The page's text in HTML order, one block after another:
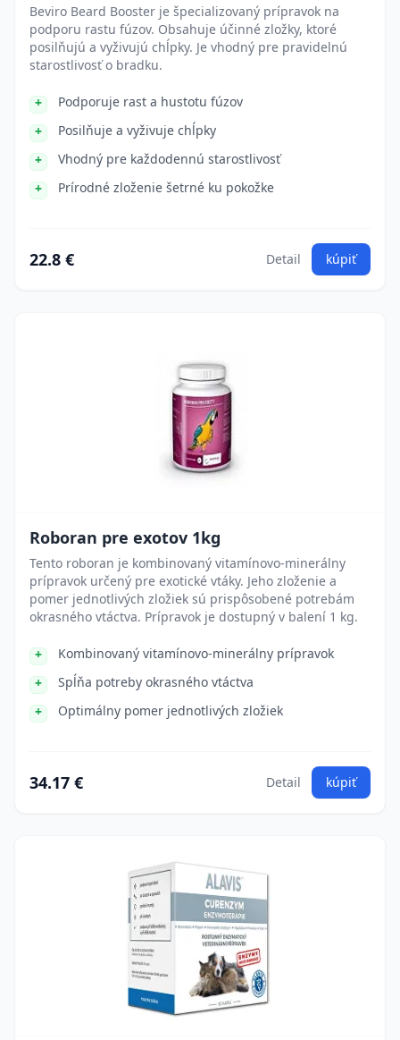
Beviro Beard Booster je špecializovaný prípravok na
podporu rastu fúzov. Obsahuje účinné zložky, ktoré
posilňujú a vyživujú chĺpky. Je vhodný pre pravidelnú
starostlivosť o bradku.
Podporuje rast a hustotu fúzov
Posilňuje a vyživuje chĺpky
Vhodný pre každodennú starostlivosť
Prírodné zloženie šetrné ku pokožke
22.8 € Detail kúpiť
Roboran pre exotov 1kg
Tento roboran je kombinovaný vitamínovo-minerálny
prípravok určený pre exotické vtáky. Jeho zloženie a
pomer jednotlivých zložiek sú prispôsobené potrebám
okrasného vtáctva. Prípravok je dostupný v balení 1 kg.
Kombinovaný vitamínovo-minerálny prípravok
Spĺňa potreby okrasného vtáctva
Optimálny pomer jednotlivých zložiek
34.17 € Detail kúpiť